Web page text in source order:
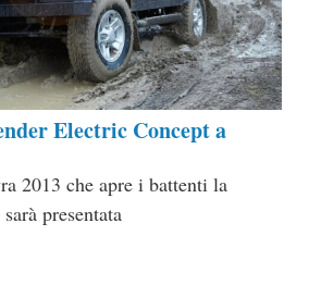
Electric Concept a
2013 che apre i battenti la
presentata